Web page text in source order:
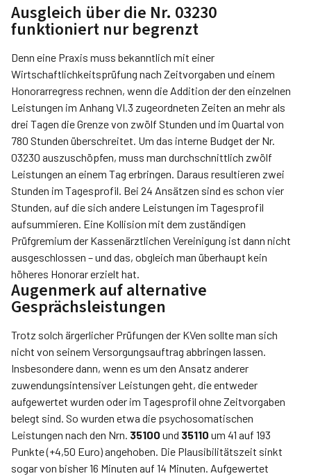
Ausgleich über die Nr. 03230
funktioniert nur begrenzt
Denn eine Praxis muss bekanntlich mit einer
Wirtschaftlichkeitsprüfung nach Zeitvorgaben und einem
Honorarregress rechnen, wenn die Addition der den einzelnen
Leistungen im Anhang VI.3 zugeordneten Zeiten an mehr als
drei Tagen die Grenze von zwölf Stunden und im Quartal von
780 Stunden überschreitet. Um das interne Budget der Nr.
03230 auszuschöpfen, muss man durchschnittlich zwölf
Leistungen an einem Tag erbringen. Daraus resultieren zwei
Stunden im Tagesprofil. Bei 24 Ansätzen sind es schon vier
Stunden, auf die sich andere Leistungen im Tagesprofil
aufsummieren. Eine Kollision mit dem zuständigen
Prüfgremium der Kassenärztlichen Vereinigung ist dann nicht
ausgeschlossen – und das, obgleich man überhaupt kein
höheres Honorar erzielt hat.
Augenmerk auf alternative
Gesprächsleistungen
Trotz solch ärgerlicher Prüfungen der KVen sollte man sich
nicht von seinem Versorgungsauftrag abbringen lassen.
Insbesondere dann, wenn es um den Ansatz anderer
zuwendungsintensiver Leistungen geht, die entweder
aufgewertet wurden oder im Tagesprofil ohne Zeitvorgaben
belegt sind. So wurden etwa die psychosomatischen
Leistungen nach den Nrn. 35100 und 35110 um 41 auf 193
Punkte (+4,50 Euro) angehoben. Die Plausibilitätszeit sinkt
sogar von bisher 16 Minuten auf 14 Minuten. Aufgewertet